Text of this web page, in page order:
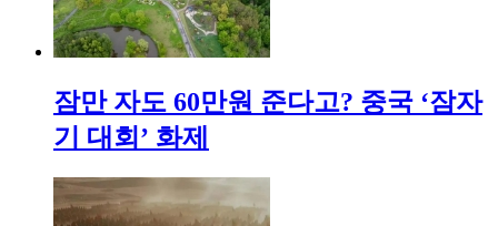
잠만 자도 60만원 준다고? 중국 ‘잠자
기 대회’ 화제